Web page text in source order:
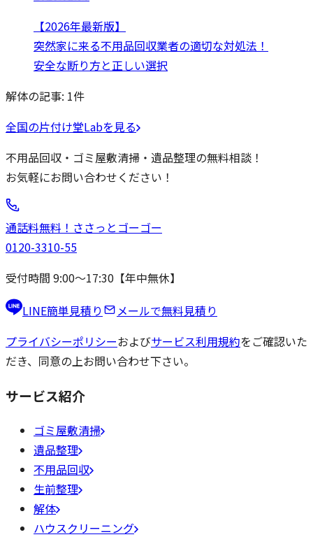
【2026年最新版】
突然家に来る不用品回収業者の適切な対処法！
安全な断り方と正しい選択
解体の記事: 1件
全国の片付け堂Labを見る
不用品回収・ゴミ屋敷清掃・遺品整理の無料相談！
お気軽にお問い合わせください！
通話料無料！ ささっと ゴーゴー
0120-3310-55
受付時間 9:00〜17:30【年中無休】
LINE簡単見積り
メールで無料見積り
プライバシーポリシーおよびサービス利用規約をご確認いた
だき、同意の上お問い合わせ下さい。
サービス紹介
ゴミ屋敷清掃
遺品整理
不用品回収
生前整理
解体
ハウスクリーニング